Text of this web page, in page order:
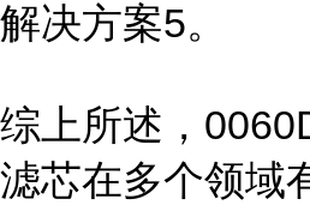
解决方案5。
综上所述，
滤芯在多个领域